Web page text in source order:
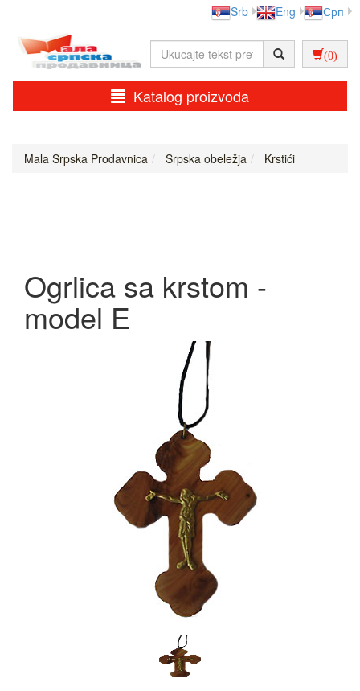
Srb Eng Срп
(0)
Katalog proizvoda
Mala Srpska Prodavnica Srpska obeležja Krstići
Ogrlica sa krstom -
model E